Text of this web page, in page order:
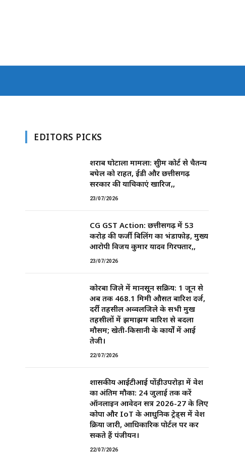
EDITORS PICKS
शराब घोटाला मामला: सुप्रीम कोर्ट से चैतन्य
बघेल को राहत, ईडी और छत्तीसगढ़
सरकार की याचिकाएं खारिज,,
23/07/2026
CG GST Action: छत्तीसगढ़ में 53
करोड़ की फर्जी बिलिंग का भंडाफोड़, मुख्य
आरोपी विजय कुमार यादव गिरफ्तार,,
23/07/2026
कोरबा जिले में मानसून सक्रिय: 1 जून से
अब तक 468.1 मिमी औसत बारिश दर्ज,
दर्री तहसील अव्वलजिले के सभी प्रमुख
तहसीलों में झमाझम बारिश से बदला
मौसम; खेती-किसानी के कार्यों में आई
तेजी।
22/07/2026
शासकीय आईटीआई पोंड़ीउपरोड़ा में प्रवेश
का अंतिम मौका: 24 जुलाई तक करें
ऑनलाइन आवेदन सत्र 2026-27 के लिए
कोपा और IoT के आधुनिक ट्रेड्स में प्रवेश
प्रक्रिया जारी, आधिकारिक पोर्टल पर कर
सकते हैं पंजीयन।
22/07/2026